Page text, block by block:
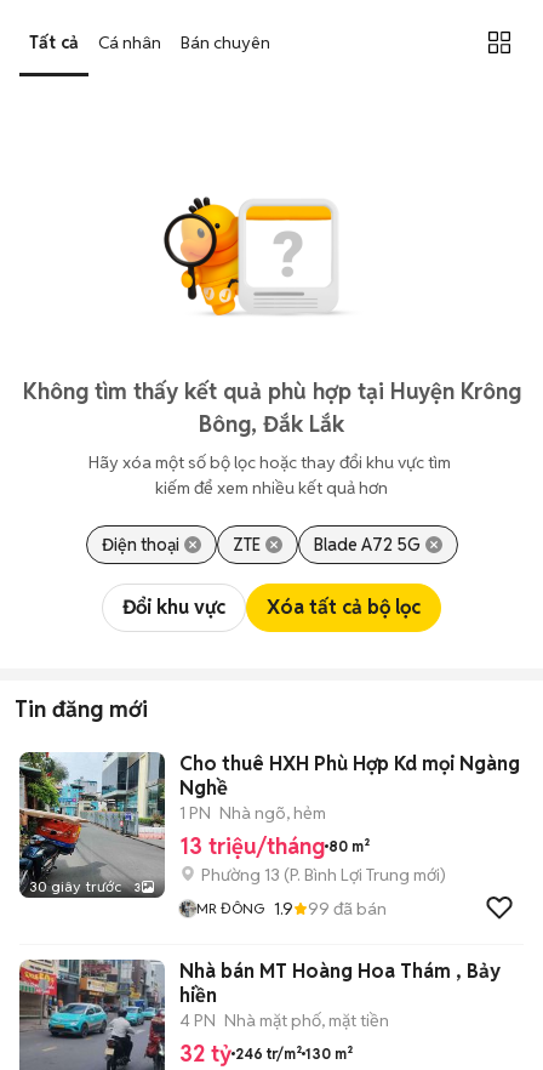
Tất cả Cá nhân Bán chuyên
Không tìm thấy kết quả phù hợp tại Huyện Krông
Bông, Đắk Lắk
Hãy xóa một số bộ lọc hoặc thay đổi khu vực tìm
kiếm để xem nhiều kết quả hơn
Điện thoại ZTE Blade A72 5G
Đổi khu vực Xóa tất cả bộ lọc
Tin đăng mới
30 giây trước 3
Cho thuê HXH Phù Hợp Kd mọi Ngàng
Nghề
1 PN Nhà ngõ, hẻm
13 triệu/tháng 80 m²
Phường 13 (P. Bình Lợi Trung mới)
MR ĐÔNG 1.9 99 đã bán
Nhà bán MT Hoàng Hoa Thám , Bảy
hiền
4 PN Nhà mặt phố, mặt tiền
32 tỷ 246 tr/m² 130 m²